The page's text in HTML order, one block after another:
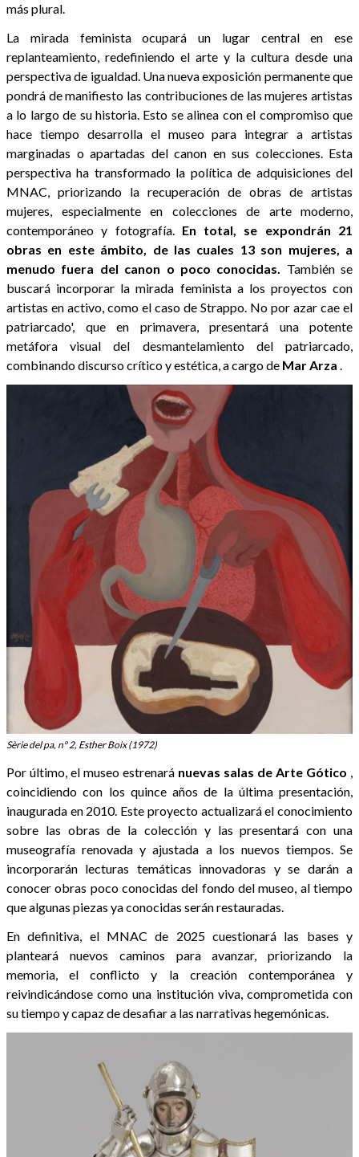
más plural.
La mirada feminista ocupará un lugar central en ese
replanteamiento, redefiniendo el arte y la cultura desde una
perspectiva de igualdad. Una nueva exposición permanente que
pondrá de manifiesto las contribuciones de las mujeres artistas
a lo largo de su historia. Esto se alinea con el compromiso que
hace tiempo desarrolla el museo para integrar a artistas
marginadas o apartadas del canon en sus colecciones. Esta
perspectiva ha transformado la política de adquisiciones del
MNAC, priorizando la recuperación de obras de artistas
mujeres, especialmente en colecciones de arte moderno,
contemporáneo y fotografía. En total, se expondrán 21
obras en este ámbito, de las cuales 13 son mujeres, a
menudo fuera del canon o poco conocidas. También se
buscará incorporar la mirada feminista a los proyectos con
artistas en activo, como el caso de Strappo. No por azar cae el
patriarcado', que en primavera, presentará una potente
metáfora visual del desmantelamiento del patriarcado,
combinando discurso crítico y estética, a cargo de Mar Arza .
Sèrie del pa, nº 2, Esther Boix (1972)
Por último, el museo estrenará nuevas salas de Arte Gótico ,
coincidiendo con los quince años de la última presentación,
inaugurada en 2010. Este proyecto actualizará el conocimiento
sobre las obras de la colección y las presentará con una
museografía renovada y ajustada a los nuevos tiempos. Se
incorporarán lecturas temáticas innovadoras y se darán a
conocer obras poco conocidas del fondo del museo, al tiempo
que algunas piezas ya conocidas serán restauradas.
En definitiva, el MNAC de 2025 cuestionará las bases y
planteará nuevos caminos para avanzar, priorizando la
memoria, el conflicto y la creación contemporánea y
reivindicándose como una institución viva, comprometida con
su tiempo y capaz de desafiar a las narrativas hegemónicas.